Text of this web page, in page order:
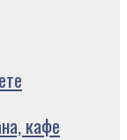
кафе